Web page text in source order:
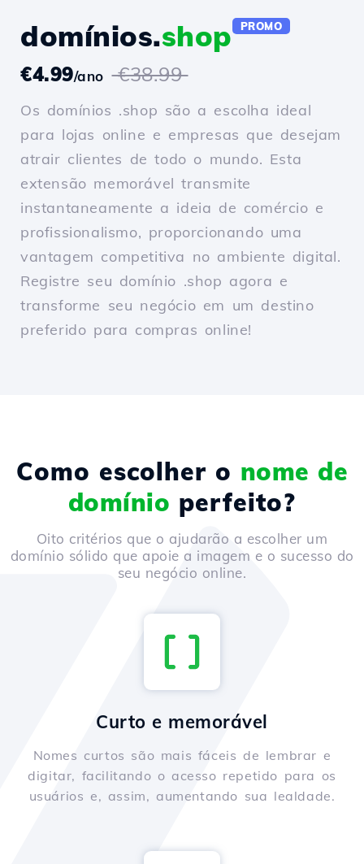
domínios.shop PROMO
€4.99/ano €38.99
Os domínios .shop são a escolha ideal
para lojas online e empresas que desejam
atrair clientes de todo o mundo. Esta
extensão memorável transmite
instantaneamente a ideia de comércio e
profissionalismo, proporcionando uma
vantagem competitiva no ambiente digital.
Registre seu domínio .shop agora e
transforme seu negócio em um destino
preferido para compras online!
Como escolher o nome de
domínio perfeito?
Oito critérios que o ajudarão a escolher um
domínio sólido que apoie a imagem e o sucesso do
seu negócio online.
Curto e memorável
Nomes curtos são mais fáceis de lembrar e
digitar, facilitando o acesso repetido para os
usuários e, assim, aumentando sua lealdade.